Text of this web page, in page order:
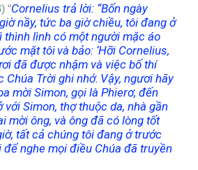
) “Cornelius trả lời: “Bốn ngày
nầy, tức ba giờ chiều, tôi đang ở
thình lình có một người mặc áo
mặt tôivà bảo: ‘Hỡi Cornelius,
đã được nhậm và việc bố thí
Trời ghi nhớ. Vậy, ngươi hãy
mời Simon, gọi là Phierơ, đến
với Simon, thợ thuộc da, nhà gần
mời ông, và ông đã có lòng tốt
tất cả chúng tôi đang ở trước
nghe mọi điều Chúa đã truyền